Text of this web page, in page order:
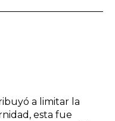
a limitar la
esta fue